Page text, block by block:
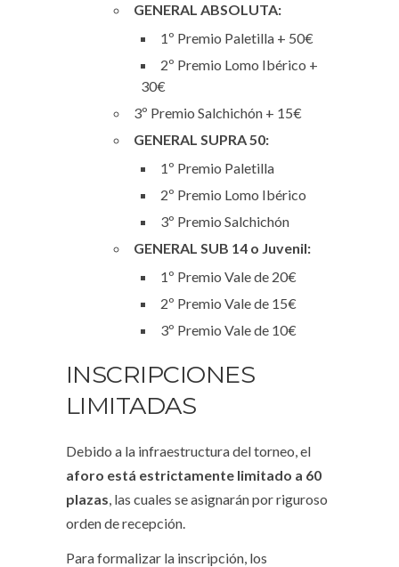
GENERAL ABSOLUTA:
1º Premio Paletilla + 50€
2º Premio Lomo Ibérico +
30€
3º Premio Salchichón + 15€
GENERAL SUPRA 50:
1º Premio Paletilla
2º Premio Lomo Ibérico
3º Premio Salchichón
GENERAL SUB 14 o Juvenil:
1º Premio Vale de 20€
2º Premio Vale de 15€
3º Premio Vale de 10€
INSCRIPCIONES
LIMITADAS
Debido a la infraestructura del torneo, el
aforo está estrictamente limitado a 60
plazas, las cuales se asignarán por riguroso
orden de recepción.
Para formalizar la inscripción, los